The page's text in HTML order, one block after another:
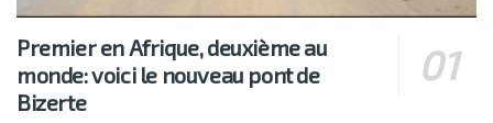
Premier en Afrique, deuxième au
monde: voici le nouveau pont de
Bizerte